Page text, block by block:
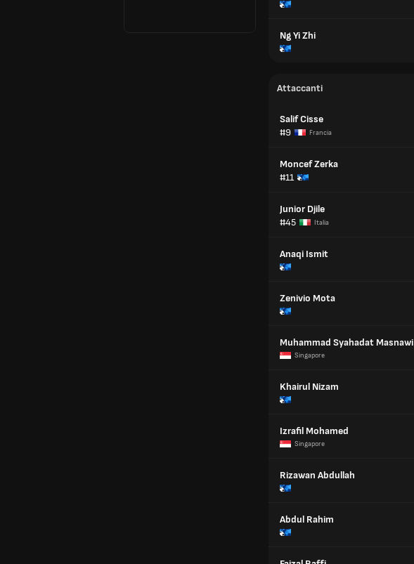
Ng Yi Zhi
Attaccanti
Salif Cisse
#9
Francia
Moncef Zerka
#11
Junior Djile
#45
Italia
Anaqi Ismit
Zenivio Mota
Muhammad Syahadat Masnawi
Singapore
Khairul Nizam
Izrafil Mohamed
Singapore
Rizawan Abdullah
Abdul Rahim